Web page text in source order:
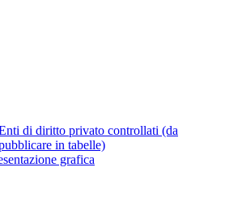
di diritto privato controllati (da
in tabelle)
grafica